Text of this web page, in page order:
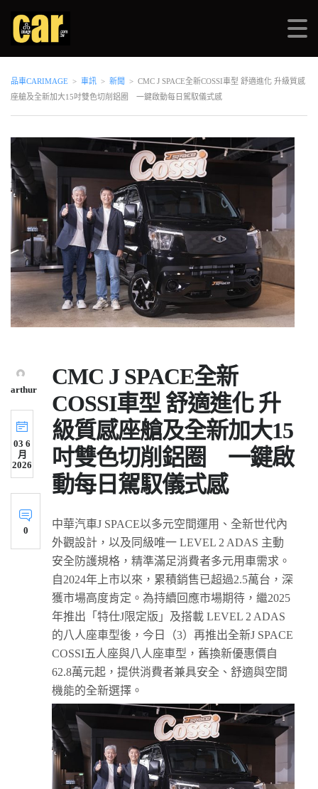
品車CARIMAGE > 車訊 > 新聞 > CMC J SPACE全新COSSI車型 舒適進化 升級質感
座艙及全新加大15吋雙色切削鋁圈 一鍵啟動每日駕馭儀式感
arthur
03 6
月
2026
0
CMC J SPACE全新
COSSI車型 舒適進化 升
級質感座艙及全新加大15
吋雙色切削鋁圈 一鍵啟
動每日駕馭儀式感
中華汽車J SPACE以多元空間運用、全新世代內
外觀設計，以及同級唯一 LEVEL 2 ADAS 主動
安全防護規格，精準滿足消費者多元用車需求。
自2024年上市以來，累積銷售已超過2.5萬台，深
獲市場高度肯定。為持續回應市場期待，繼2025
年推出「特仕J限定版」及搭載 LEVEL 2 ADAS
的八人座車型後，今日（3）再推出全新J SPACE
COSSI五人座與八人座車型，舊換新優惠價自
62.8萬元起，提供消費者兼具安全、舒適與空間
機能的全新選擇。